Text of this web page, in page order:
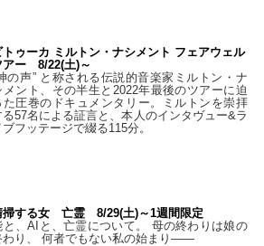
トゥーカ ミルトン・ナシメント フェアウェル
アー 8/22(土)～
の声” と称される伝説的音楽家ミルトン・ナ
メント、その半生と2022年最後のツアーに迫
た圧巻のドキュメンタリー。ミルトンを崇拝
る57名による証言と、本人のインタヴュー&ラ
ブフッテージで綴る115分。
掃する女 亡霊 8/29(土)～1週間限定
と、AIと、亡霊について。 母の終わりは娘の
わり、 何者でもない私の始まり――